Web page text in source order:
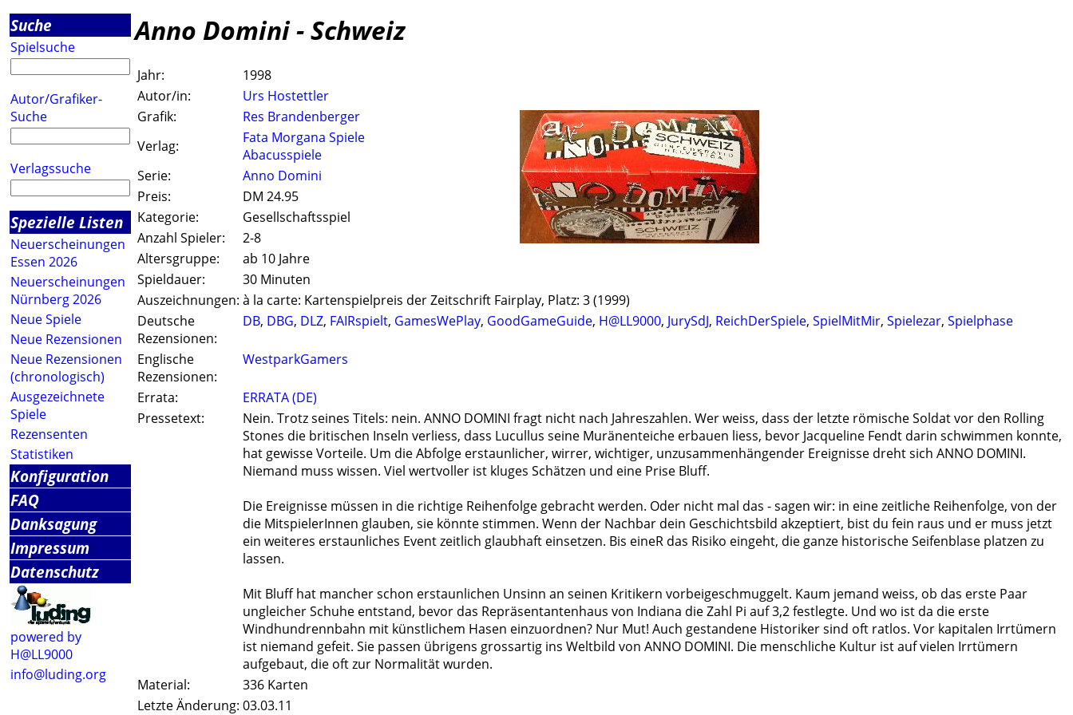
Suche
Spielsuche
Autor/Grafiker-
Suche
Verlagssuche
Spezielle Listen
Neuerscheinungen
Essen 2026
Neuerscheinungen
Nürnberg 2026
Neue Spiele
Neue Rezensionen
Neue Rezensionen
(chronologisch)
Ausgezeichnete
Spiele
Rezensenten
Statistiken
Konfiguration
FAQ
Danksagung
Impressum
Datenschutz
powered by
H@LL9000
info@luding.org
Anno Domini - Schweiz
Jahr:
1998
Autor/in:
Urs Hostettler
Grafik:
Res Brandenberger
Verlag:
Fata Morgana Spiele
Abacusspiele
Serie:
Anno Domini
Preis:
DM 24.95
Kategorie:
Gesellschaftsspiel
Anzahl Spieler:
2-8
Altersgruppe:
ab 10 Jahre
Spieldauer:
30 Minuten
Auszeichnungen: à la carte: Kartenspielpreis der Zeitschrift Fairplay, Platz: 3 (1999)
Deutsche
Rezensionen:
DB, DBG, DLZ, FAIRspielt, GamesWePlay, GoodGameGuide, H@LL9000, JurySdJ, ReichDerSpiele, SpielMitMir, Spielezar, Spielphase
Englische
Rezensionen:
WestparkGamers
Errata:
ERRATA (DE)
Pressetext:
Nein. Trotz seines Titels: nein. ANNO DOMINI fragt nicht nach Jahreszahlen. Wer weiss, dass der letzte römische Soldat vor den Rolling
Stones die britischen Inseln verliess, dass Lucullus seine Muränenteiche erbauen liess, bevor Jacqueline Fendt darin schwimmen konnte,
hat gewisse Vorteile. Um die Abfolge erstaunlicher, wirrer, wichtiger, unzusammenhängender Ereignisse dreht sich ANNO DOMINI.
Niemand muss wissen. Viel wertvoller ist kluges Schätzen und eine Prise Bluff.
Die Ereignisse müssen in die richtige Reihenfolge gebracht werden. Oder nicht mal das - sagen wir: in eine zeitliche Reihenfolge, von der
die MitspielerInnen glauben, sie könnte stimmen. Wenn der Nachbar dein Geschichtsbild akzeptiert, bist du fein raus und er muss jetzt
ein weiteres erstaunliches Event zeitlich glaubhaft einsetzen. Bis eineR das Risiko eingeht, die ganze historische Seifenblase platzen zu
lassen.
Mit Bluff hat mancher schon erstaunlichen Unsinn an seinen Kritikern vorbeigeschmuggelt. Kaum jemand weiss, ob das erste Paar
ungleicher Schuhe entstand, bevor das Repräsentantenhaus von Indiana die Zahl Pi auf 3,2 festlegte. Und wo ist da die erste
Windhundrennbahn mit künstlichem Hasen einzuordnen? Nur Mut! Auch gestandene Historiker sind oft ratlos. Vor kapitalen Irrtümern
ist niemand gefeit. Sie passen übrigens grossartig ins Weltbild von ANNO DOMINI. Die menschliche Kultur ist auf vielen Irrtümern
aufgebaut, die oft zur Normalität wurden.
Material:
336 Karten
Letzte Änderung: 03.03.11